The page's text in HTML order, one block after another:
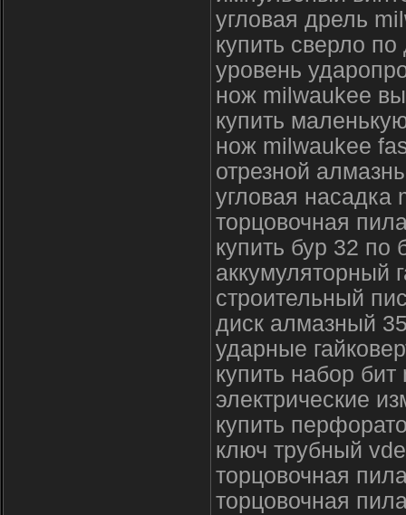
угловая дрель
купить сверло
уровень
нож milwaukee
купить
нож milwaukee
отрезной
угловая насадка
торцовочная
купить бур 32 по
аккумуляторный
строительный
диск алмазный
ударные
купить набор
электрические
купить
ключ трубный
торцовочная
торцовочная